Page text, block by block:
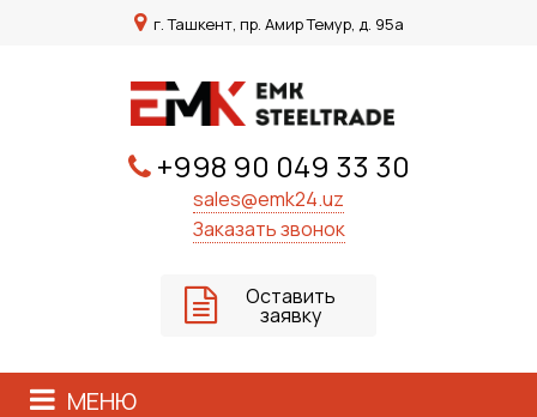
г. Ташкент, пр. Амир Темур, д. 95а
+998 90 049 33 30
sales@emk24.uz
Заказать звонок
Оставить
заявку
МЕНЮ